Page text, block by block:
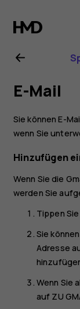
Nokia
5.3
E-Mail
Sie können E-
wenn Sie
Hinzufügen
Wenn Sie die
werden Sie
Tippen
Sie
Adresse
Wenn Sie
auf ZU